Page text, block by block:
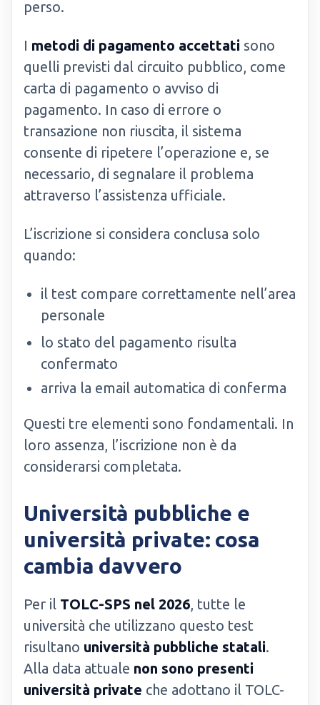
perso.
I metodi di pagamento accettati sono
quelli previsti dal circuito pubblico, come
carta di pagamento o avviso di
pagamento. In caso di errore o
transazione non riuscita, il sistema
consente di ripetere l’operazione e, se
necessario, di segnalare il problema
attraverso l’assistenza ufficiale.
L’iscrizione si considera conclusa solo
quando:
il test compare correttamente nell’area
personale
lo stato del pagamento risulta
confermato
arriva la email automatica di conferma
Questi tre elementi sono fondamentali. In
loro assenza, l’iscrizione non è da
considerarsi completata.
Università pubbliche e
università private: cosa
cambia davvero
Per il TOLC-SPS nel 2026, tutte le
università che utilizzano questo test
risultano università pubbliche statali.
Alla data attuale non sono presenti
università private che adottano il TOLC-